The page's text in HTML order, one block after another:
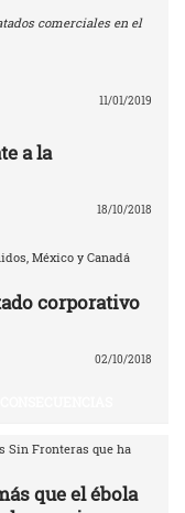
comerciales en el
11/01/2019
a la
18/10/2018
México y Canadá
corporativo
02/10/2018
Sin Fronteras que ha
que el ébola